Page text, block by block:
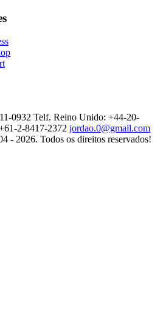
0932 Telf. Reino Unido: +44-20-
2-8417-2372 jordao.0@gmail.com
- 2026. Todos os direitos reservados!